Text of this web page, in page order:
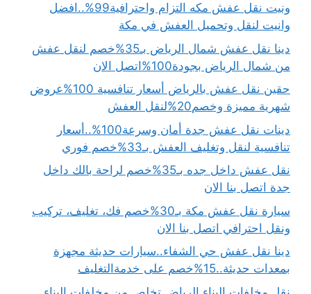
ونيت نقل عفش مكه التزام واحترافية99%..افضل
وانيت لنقل وتحميل العفش في مكة
دينا نقل عفش شمال الرياض بـ35%خصم لنقل عفش
من شمال الرياض بجودة100%اتصل الان
حقين نقل عفش بالرياض أسعار تنافسية 100%عروض
شهرية مميزة وخصم20%لنقل العفش
دينات نقل عفش جدة أمان وسرعة100%..أسعار
تنافسية لنقل وتغليف العفش بـ33%خصم فوري
نقل عفش داخل جده بـ35%خصم لراحة بالك داخل
جدة اتصل بنا الان
سيارة نقل عفش مكة بـ30%خصم فك، تغليف، تركيب
ونقل احترافي اتصل بنا الان
دينا نقل عفش حي الشفاء..سيارات حديثة مجهزة
بمعدات حديثة..15%خصم على خدمةالتغليف